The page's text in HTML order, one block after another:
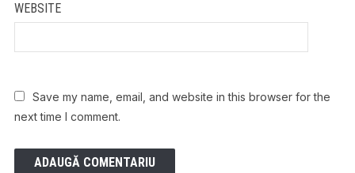
WEBSITE
Save my name, email, and website in this browser for the
next time I comment.